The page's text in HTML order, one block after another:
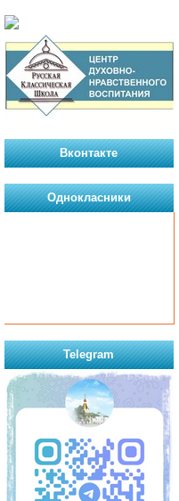
Вконтакте
Однокласники
Telegram